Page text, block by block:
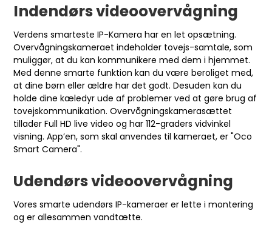
Indendørs videoovervågning
Verdens smarteste IP-Kamera har en let opsætning.
Overvågningskameraet indeholder tovejs-samtale, som
muliggør, at du kan kommunikere med dem i hjemmet.
Med denne smarte funktion kan du være beroliget med,
at dine børn eller ældre har det godt. Desuden kan du
holde dine kæledyr ude af problemer ved at gøre brug af
tovejskommunikation. Overvågningskamerasættet
tillader Full HD live video og har 112-graders vidvinkel
visning. App’en, som skal anvendes til kameraet, er "Oco
Smart Camera".
Udendørs videoovervågning
Vores smarte udendørs IP-kameraer er lette i montering
og er allesammen vandtætte.